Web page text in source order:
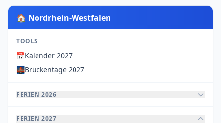
🏠 Nordrhein-Westfalen
TOOLS
📅Kalender 2027
🌉Brückentage 2027
FERIEN 2026
FERIEN 2027